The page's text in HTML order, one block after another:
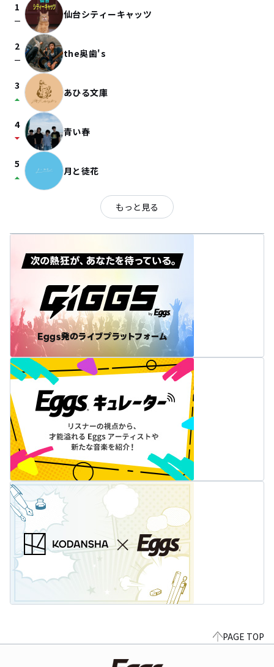
1
check_indeterminate_small 仙台シティーキャッツ
2
check_indeterminate_small the奥歯's
3
arrow_drop_up あひる文庫
4
arrow_drop_down 青い春
5
arrow_drop_up 月と徒花
もっと見る
PAGE TOP